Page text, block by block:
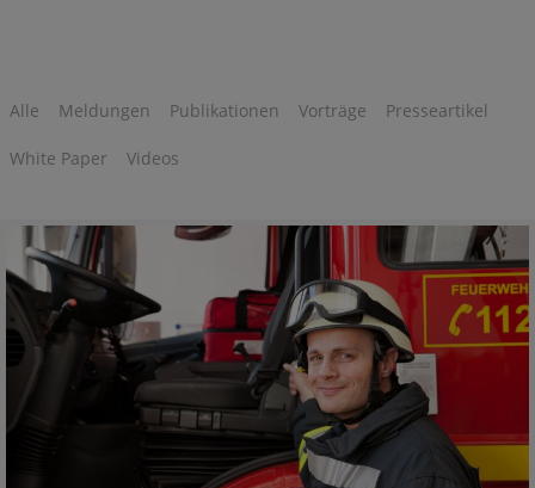
Alle Meldungen Publikationen Vorträge Presseartikel
White Paper Videos